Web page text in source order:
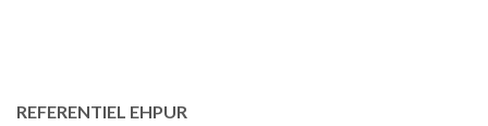
REFERENTIEL EHPUR